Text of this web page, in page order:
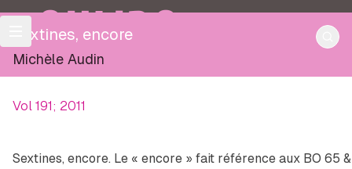
OULIPO
Sextines, encore
Michèle Audin
Vol 191; 2011
Sextines, encore. Le « encore » fait référence aux BO 65